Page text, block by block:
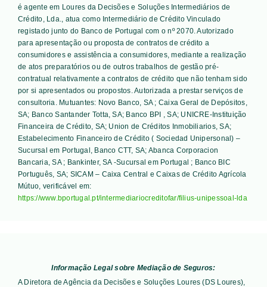
é agente em Loures da Decisões e Soluções Intermediários de
Crédito, Lda., atua como Intermediário de Crédito Vinculado
registado junto do Banco de Portugal com o nº 2070. Autorizado
para apresentação ou proposta de contratos de crédito a
consumidores e assistência a consumidores, mediante a realização
de atos preparatórios ou de outros trabalhos de gestão pré-
contratual relativamente a contratos de crédito que não tenham sido
por si apresentados ou propostos. Autorizada a prestar serviços de
consultoria. Mutuantes: Novo Banco, SA ; Caixa Geral de Depósitos,
SA; Banco Santander Totta, SA; Banco BPI , SA; UNICRE-Instituição
Financeira de Crédito, SA; Union de Créditos Inmobiliarios, SA;
Estabelecimento Financeiro de Crédito ( Sociedad Unipersonal) –
Sucursal em Portugal, Banco CTT, SA; Abanca Corporacion
Bancaria, SA ; Bankinter, SA -Sucursal em Portugal ; Banco BIC
Português, SA; SICAM – Caixa Central e Caixas de Crédito Agrícola
Mútuo , verificável em:
https://www.bportugal.pt/intermediariocreditofar/filius-unipessoal-lda
Informação Legal sobre Mediação de Seguros:
A Diretora de Agência da Decisões e Soluções Loures (DS Loures),